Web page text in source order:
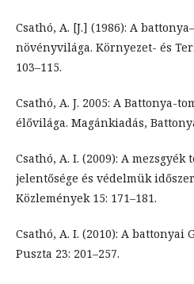
Csathó, A. [J.] (1986): A
növényvilága. Környezet- és
103–115.
Csathó, A. J. 2005: A Battonya-
élővilága. Magánkiadás,
Csathó, A. I. (2009): A
jelentősége és védelmük
Közlemények 15: 171–181.
Csathó, A. I. (2010): A battonyai
Puszta 23: 201–257.